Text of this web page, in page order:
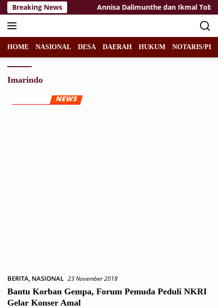
Langsung
ke
konten
Breaking News
Rakyat Tuban Annisa Dalimunthe dan Ikmal Tobing
HOME NASIONAL DESA DAERAH HUKUM NOTARIS/
Imarindo
BERITA, NASIONAL 23 November 2018
Bantu Korban Gempa, Forum Pemuda Peduli NKRI
Gelar Konser Amal